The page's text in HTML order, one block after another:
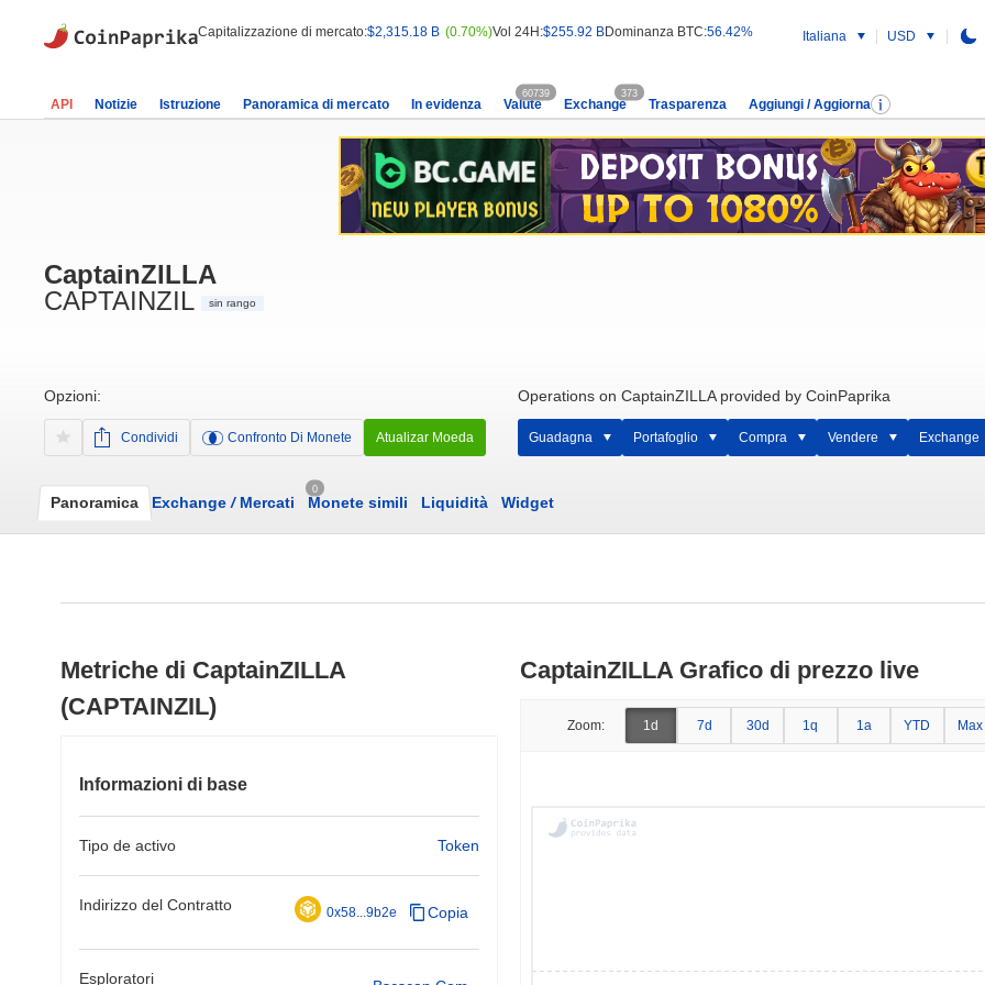
Capitalizzazione di mercato:$2,315.18 B (0.70%)Vol 24H:$255.92 BDominanza BTC:56.42% Italiana USD
API Notizie Istruzione Panoramica di mercato In evidenza Valute
60739
Exchange
373
Trasparenza Aggiungi / Aggiorna
CaptainZILLA
CAPTAINZIL
sin rango
Opzioni:
Condividi Confronto Di Monete Atualizar Moeda
Operations on CaptainZILLA provided by CoinPaprika
Guadagna Portafoglio Compra Vendere Exchange
Panoramica Exchange /Mercati
0
Monete simili Liquidità Widget
Metriche di CaptainZILLA
(CAPTAINZIL)
Informazioni di base
Tipo de activo Token
Indirizzo del Contratto 0x58...9b2e Copia
Esploratori
CaptainZILLA Grafico di prezzo live
Zoom: 1d 7d 30d 1q 1a YTD Max